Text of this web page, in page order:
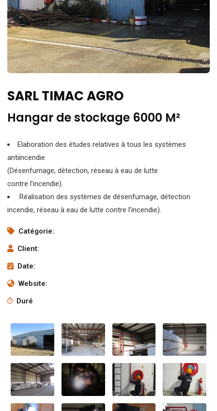
SARL TIMAC AGRO
Hangar de stockage 6000 M²
Elaboration des études relatives à tous les systèmes
antiincendie
(Désenfumage, détection, réseau à eau de lutte
contre l’incendie).
Réalisation des systèmes de désenfumage, détection
incendie, réseau à eau de lutte contre l’incendie).
Catégorie:
Client:
Date:
Website:
Duré